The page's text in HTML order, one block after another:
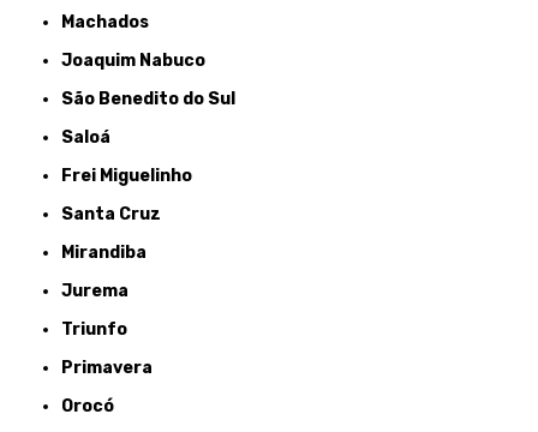
Machados
Joaquim Nabuco
São Benedito do Sul
Saloá
Frei Miguelinho
Santa Cruz
Mirandiba
Jurema
Triunfo
Primavera
Orocó